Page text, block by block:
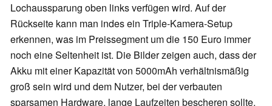
Lochaussparung oben links verfügen wird. Auf der
Rückseite kann man indes ein Triple-Kamera-Setup
erkennen, was im Preissegment um die 150 Euro immer
noch eine Seltenheit ist. Die Bilder zeigen auch, dass der
Akku mit einer Kapazität von 5000mAh verhältnismäßig
groß sein wird und dem Nutzer, bei der verbauten
sparsamen Hardware, lange Laufzeiten bescheren sollte.